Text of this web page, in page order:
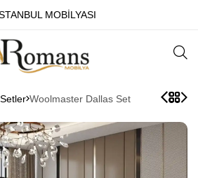
MOBİLYASI
Setler Woolmaster Dallas Set